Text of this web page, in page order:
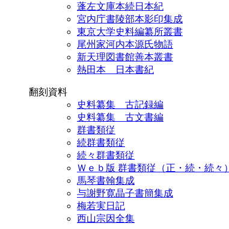
蓬左文庫本続日本紀
宮内庁書陵部本影印集成
東京大学史料編纂所叢書
尾州家河内本源氏物語
新天理図書館善本叢書
熱田本 日本書紀
翻刻資料
史料纂集 古記録編
史料纂集 古文書編
群書類従
続群書類従
続々群書類従
Ｗｅｂ版 群書類従（正・続・続々）
馬琴書翰集成
与謝野寛晶子書簡集成
梅若実日記
西山宗因全集